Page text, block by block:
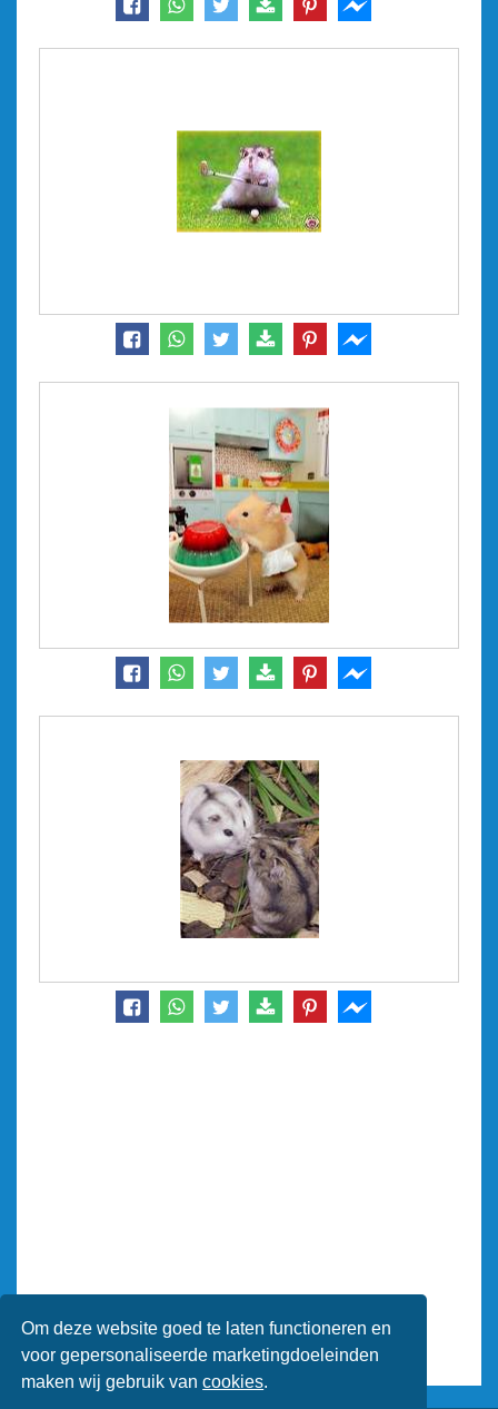
Om deze website goed te laten functioneren en
voor gepersonaliseerde marketingdoeleinden
maken wij gebruik vancookies.